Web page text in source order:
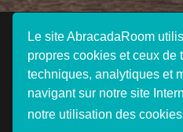
Le site AbracadaRoom
propres cookies et ceux de
techniques, analytiques et
navigant sur notre site
notre utilisation des
QUI SOMMES-NOUS ? ESPACE
CONNEXION VOYAGEUR
© 2012 - 2026 AbracadaRoom Tous
agence de voyage et ne facture aucun